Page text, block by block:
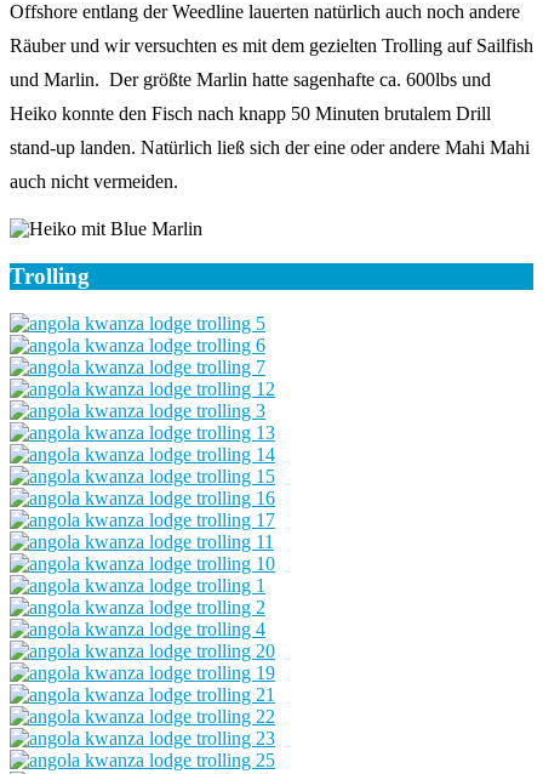
Offshore entlang der Weedline lauerten natürlich auch noch andere
Räuber und wir versuchten es mit dem gezielten Trolling auf Sailfish
und Marlin. Der größte Marlin hatte sagenhafte ca. 600lbs und
Heiko konnte den Fisch nach knapp 50 Minuten brutalem Drill
stand-up landen. Natürlich ließ sich der eine oder andere Mahi Mahi
auch nicht vermeiden.
Trolling